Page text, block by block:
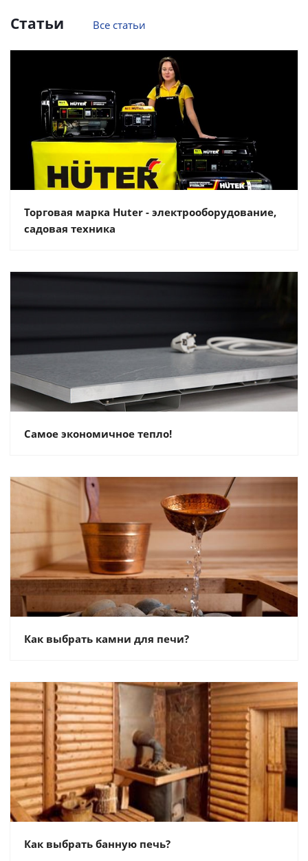
Статьи Все статьи
Торговая марка Huter - электрооборудование,
садовая техника
Самое экономичное тепло!
Как выбрать камни для печи?
Как выбрать банную печь?